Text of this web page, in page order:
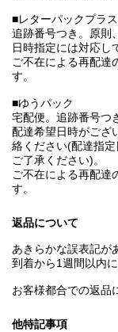
■レターパックプラス
追跡番号つき。原則
日時指定には対応し
ご不在による再配達
す。
■ゆうパック
宅配便。追跡番号つ
配達希望日時がござ
絡ください(配達指定
ご了承ください)。
ご不在による再配達
す。
返品について
あきらかな誤表記が
到着から1週間以内
お客様都合での返品
他特記事項